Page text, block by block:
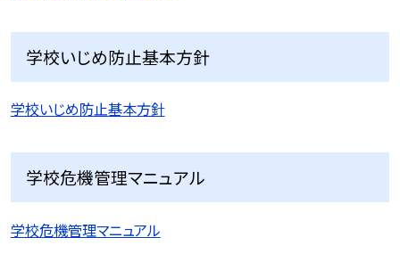
学校いじめ防止基本方針
学校いじめ防止基本方針
学校危機管理マニュアル
学校危機管理マニュアル